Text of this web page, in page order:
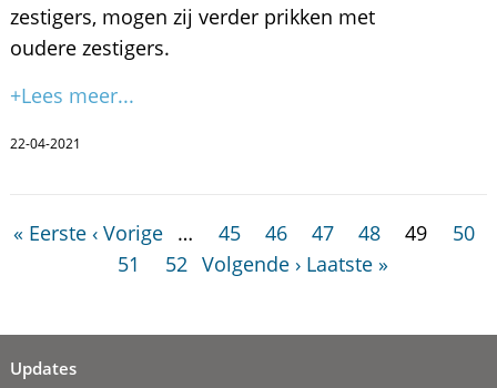
zestigers, mogen zij verder prikken met
oudere zestigers.
+Lees meer...
22-04-2021
« Eerste ‹ Vorige … 45 46 47 48 49
50
51
52 Volgende › Laatste »
Updates